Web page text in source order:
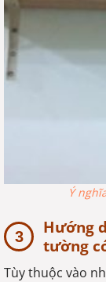
Ý
Hướng
tường
Tùy thuộc vào